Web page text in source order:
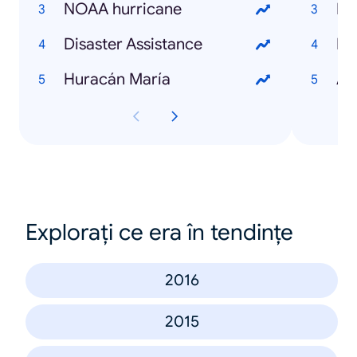
NOAA hurricane
Disaster Assistance
Huracán María
El
Explorați ce era în tendințe
2016
2015